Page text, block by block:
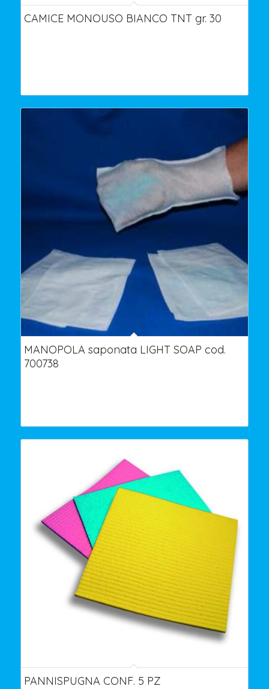
CAMICE MONOUSO BIANCO TNT gr. 30
MANOPOLA saponata LIGHT SOAP cod.
700738
PANNISPUGNA CONF. 5 PZ